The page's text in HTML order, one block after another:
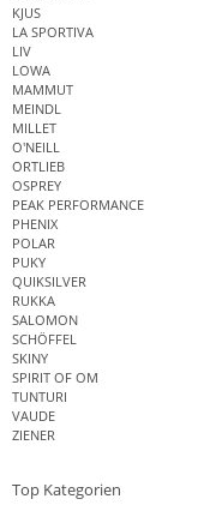
KJUS
LA SPORTIVA
LIV
LOWA
MAMMUT
MEINDL
MILLET
O'NEILL
ORTLIEB
OSPREY
PEAK PERFORMANCE
PHENIX
POLAR
PUKY
QUIKSILVER
RUKKA
SALOMON
SCHÖFFEL
SKINY
SPIRIT OF OM
TUNTURI
VAUDE
ZIENER
Top Kategorien